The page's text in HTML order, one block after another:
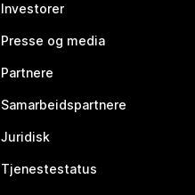
Investorer
Presse og media
Partnere
Samarbeidspartnere
Juridisk
Tjenestestatus